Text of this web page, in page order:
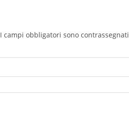
I campi obbligatori sono contrassegnati